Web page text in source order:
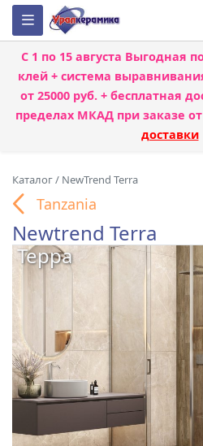
С 1 по 15 августа Выгодная
клей + система
от 25000 руб. + бесплатная
пределах МКАД при заказе от
доставки
Каталог/ NewTrend Terra
Tanzania
Newtrend Terra
Терра